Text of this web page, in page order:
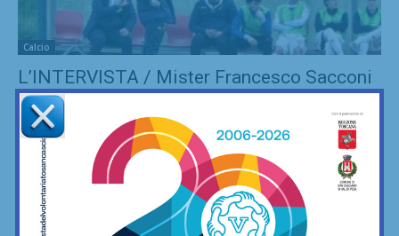
Calcio
L’INTERVISTA / Mister Francesco Sacconi
ci racconta l’incredibile salvezza del
Cerbaia:...
06/05/2026